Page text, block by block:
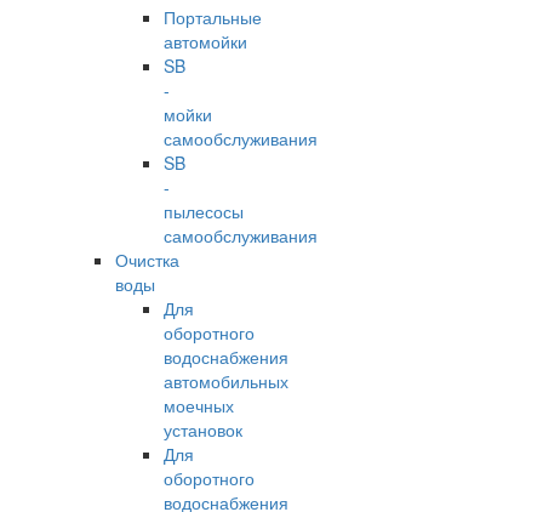
Портальные
автомойки
SB
-
мойки
самообслуживания
SB
-
пылесосы
самообслуживания
Очистка
воды
Для
оборотного
водоснабжения
автомобильных
моечных
установок
Для
оборотного
водоснабжения